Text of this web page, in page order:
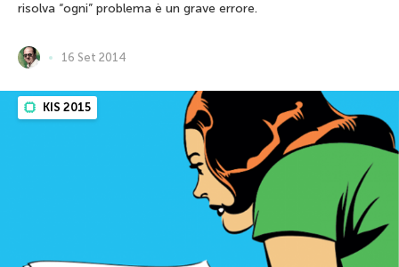
risolva “ogni” problema è un grave errore.
16 Set 2014
KIS 2015